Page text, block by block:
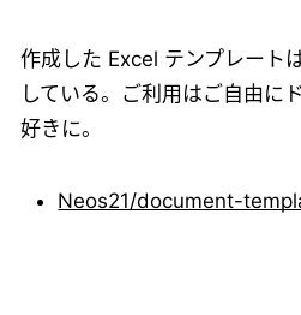
作成した Excel テンプレート
している。ご利用はご自由に
好きに。
Neos21/document-